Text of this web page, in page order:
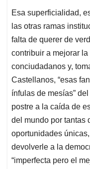
Esa superficialidad,
las otras ramas
falta de querer de
contribuir a mejorar
conciudadanos y,
Castellanos, “esas
ínfulas de mesías”
postre a la caída de
del mundo por tantas
oportunidades
devolverle a la
“imperfecta pero el